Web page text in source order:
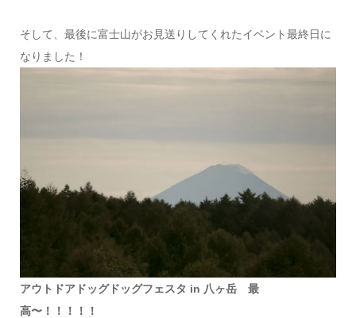
そして、最後に富士山がお見送りしてくれたイベント最終日に
なりました！
アウトドアドッグドッグフェスタ in 八ヶ岳 最
高〜！！！！！